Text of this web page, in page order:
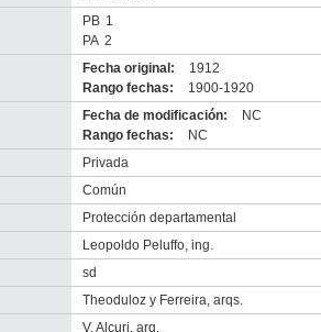
Inventario 2010
Descarga tamaño original
PB 1
PA 2
Fecha original:
1912
Rango fechas:
1900-1920
Fecha de modificación:
NC
Rango fechas:
NC
Privada
Común
Protección departamental
Leopoldo Peluffo, ing.
sd
Theoduloz y Ferreira, arqs.
V. Alcuri, arq.